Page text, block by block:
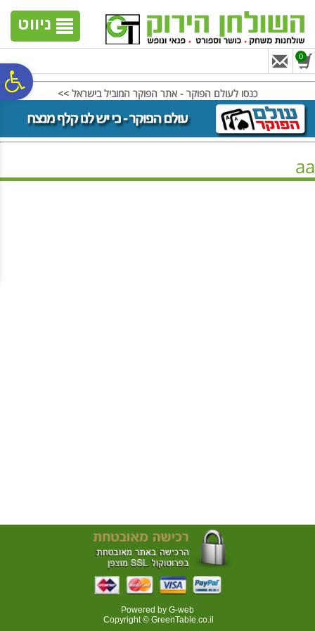
נגישות
אתר
המרכזי
ניווט
0
כנסו לעולם הפוקר - אתר הפוקר המוביל בישראל >>
aa
Powered by G-web
Copyright © GreenTable.co.il